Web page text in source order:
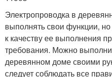
Электропроводка в
выполнять свои функции,
к качеству ее выполнения
требования. Можно
деревянном доме своими
следует соблюдать все